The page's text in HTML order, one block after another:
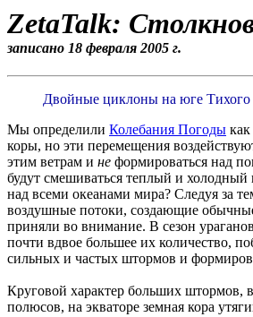
ZetaTalk:
записано 18 февраля 2005 г.
Двойные циклоны на юге Тихого
Мы определили Колебания Погоды
коры, но эти перемещения
этим ветрам и не формироваться над
будут смешиваться теплый и
над всеми океанами мира? Следуя за
воздушные потоки, создающие
приняли во внимание. В сезон
почти вдвое большее их количество,
сильных и частых штормов и
Круговой характер больших штормов,
полюсов, на экваторе земная кора